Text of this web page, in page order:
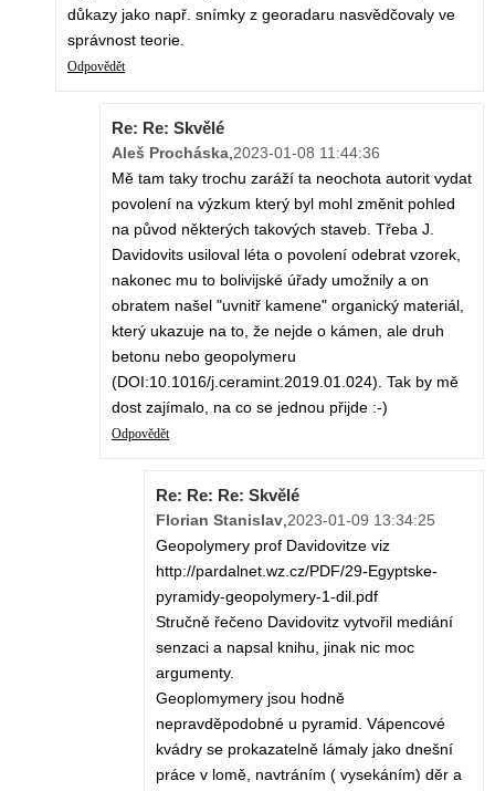
důkazy jako např. snímky z georadaru nasvědčovaly ve
správnost teorie.
Odpovědět
Re: Re: Skvělé
Aleš Procháska 2023-01-08 11:44:36
Mě tam taky trochu zaráží ta neochota autorit vydat
povolení na výzkum který byl mohl změnit pohled
na původ některých takových staveb. Třeba J.
Davidovits usiloval léta o povolení odebrat vzorek,
nakonec mu to bolivijské úřady umožnily a on
obratem našel "uvnitř kamene" organický materiál,
který ukazuje na to, že nejde o kámen, ale druh
betonu nebo geopolymeru
(DOI:10.1016/j.ceramint.2019.01.024). Tak by mě
dost zajímalo, na co se jednou přijde :-)
Odpovědět
Re: Re: Re: Skvělé
Florian Stanislav 2023-01-09 13:34:25
Geopolymery prof Davidovitze viz
http://pardalnet.wz.cz/PDF/29-Egyptske-
pyramidy-geopolymery-1-dil.pdf
Stručně řečeno Davidovitz vytvořil mediání
senzaci a napsal knihu, jinak nic moc
argumenty.
Geoplomymery jsou hodně
nepravděpodobné u pyramid. Vápencové
kvádry se prokazatelně lámaly jako dnešní
práce v lomě, navtráním ( vysekáním) děr a